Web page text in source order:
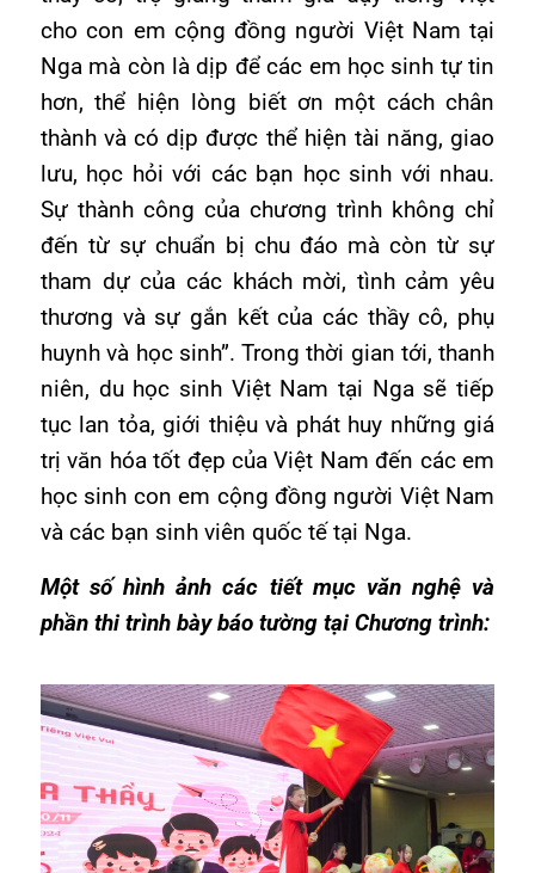
cho con em cộng đồng người Việt Nam tại
Nga mà còn là dịp để các em học sinh tự tin
hơn, thể hiện lòng biết ơn một cách chân
thành và có dịp được thể hiện tài năng, giao
lưu, học hỏi với các bạn học sinh với nhau.
Sự thành công của chương trình không chỉ
đến từ sự chuẩn bị chu đáo mà còn từ sự
tham dự của các khách mời, tình cảm yêu
thương và sự gắn kết của các thầy cô, phụ
huynh và học sinh”. Trong thời gian tới, thanh
niên, du học sinh Việt Nam tại Nga sẽ tiếp
tục lan tỏa, giới thiệu và phát huy những giá
trị văn hóa tốt đẹp của Việt Nam đến các em
học sinh con em cộng đồng người Việt Nam
và các bạn sinh viên quốc tế tại Nga.
Một số hình ảnh các tiết mục văn nghệ và
phần thi trình bày báo tường tại Chương trình: